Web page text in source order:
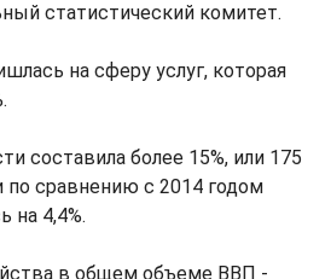
статистический комитет.
на сферу услуг, которая
составила более 15%, или 175
по сравнению с 2014 годом
на 4,4%.
в общем объеме ВВП -